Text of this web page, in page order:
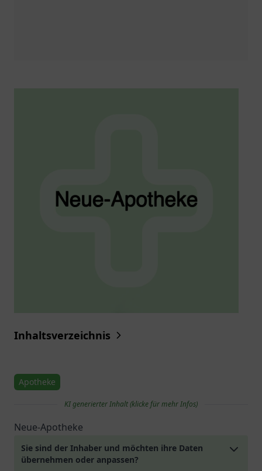
Inhaltsverzeichnis
Apotheke
KI generierter Inhalt (klicke für mehr Infos)
Neue-Apotheke
Sie sind der Inhaber und möchten ihre Daten
übernehmen oder anpassen?